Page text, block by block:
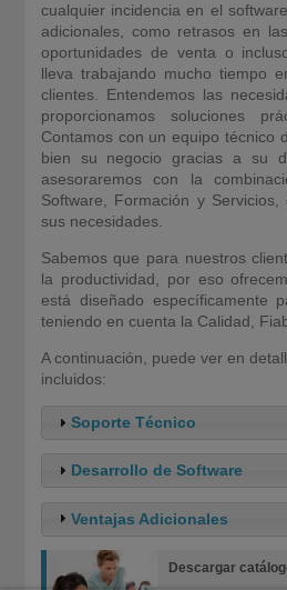
cualquier incidencia en el
adicionales, como retrasos en
oportunidades de venta o
lleva trabajando mucho tiempo
clientes. Entendemos las
proporcionamos soluciones
Contamos con un equipo técnico
bien su negocio gracias a su
asesoraremos con la
Software, Formación y
sus necesidades.
Sabemos que para nuestros
la productividad, por eso
está diseñado específicamente
teniendo en cuenta la Calidad,
A continuación, puede ver en
incluidos:
Soporte Técnico
Desarrollo de Software
Ventajas Adicionales
Descargar